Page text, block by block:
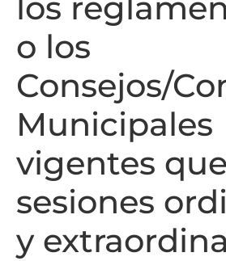
o los
Consejos/
Municipales
vigentes
sesiones
y